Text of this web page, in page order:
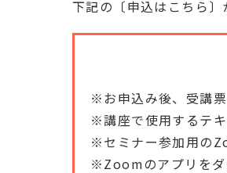
下記の〔申込はこちら〕
※お申込み後、受講票
※講座で使用するテ
※セミナー参加用の
※Zoomのアプリをダ